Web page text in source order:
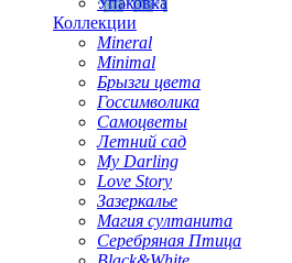
Коллекции
Mineral
Minimal
Брызги цвета
Госсимволика
Самоцветы
Летний сад
My Darling
Love Story
Зазеркалье
Магия султанита
Серебряная Птица